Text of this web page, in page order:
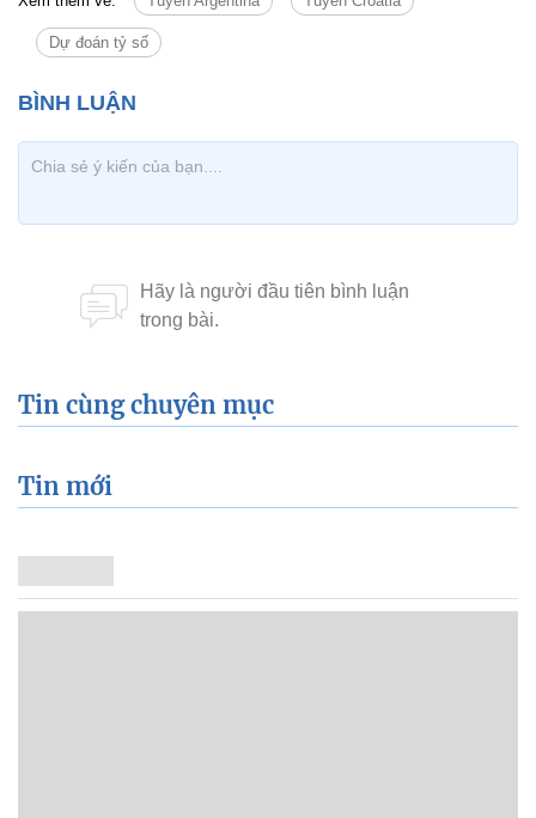
Dự đoán tỷ số
Tin cùng chuyên mục
Tin mới